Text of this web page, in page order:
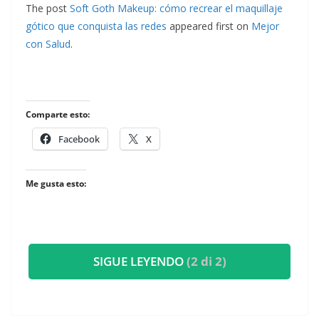
The post Soft Goth Makeup: cómo recrear el maquillaje
gótico que conquista las redes appeared first on Mejor
con Salud.
Comparte esto:
Facebook X
Me gusta esto:
SIGUE LEYENDO(2 di 2)